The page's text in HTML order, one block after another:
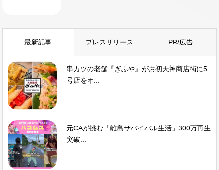
最新記事 プレスリリース PR/広告
串カツの老舗『ぎふや』がお初天神商店街に5
号店をオ...
元CAが挑む「離島サバイバル生活」300万再生
突破...